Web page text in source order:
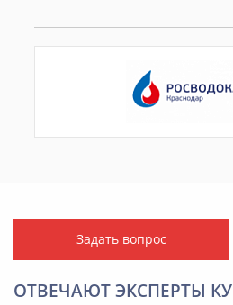
Задать вопрос
ОТВЕЧАЮТ ЭКСПЕРТЫ